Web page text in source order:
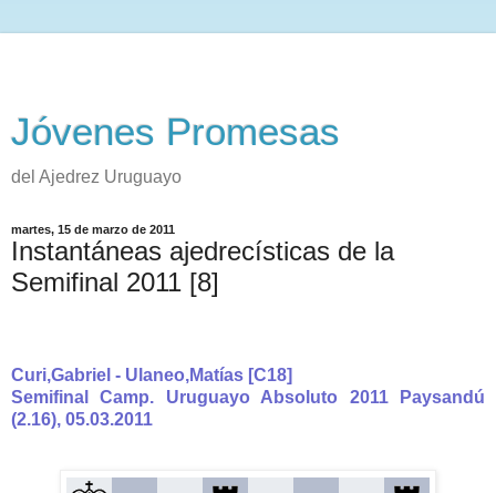
Jóvenes Promesas
del Ajedrez Uruguayo
martes, 15 de marzo de 2011
Instantáneas ajedrecísticas de la
Semifinal 2011 [8]
Curi,Gabriel - Ulaneo,Matías [C18]
Semifinal Camp. Uruguayo Absoluto 2011 Paysandú
(2.16), 05.03.2011